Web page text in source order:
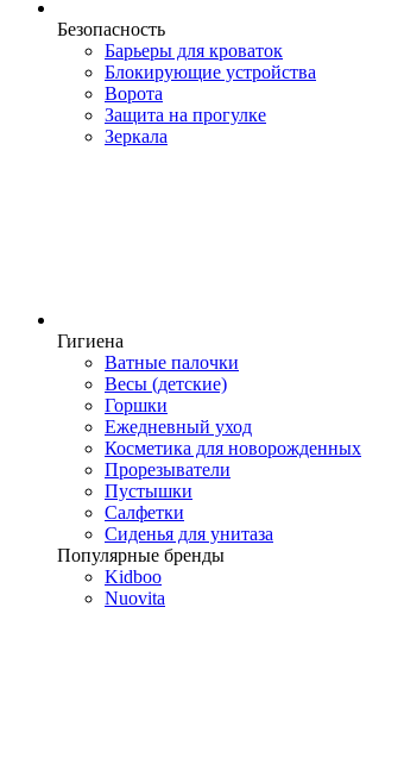
Безопасность
Барьеры для кроваток
Блокирующие устройства
Ворота
Защита на прогулке
Зеркала
Гигиена
Ватные палочки
Весы (детские)
Горшки
Ежедневный уход
Косметика для новорожденных
Прорезыватели
Пустышки
Салфетки
Сиденья для унитаза
Популярные бренды
Kidboo
Nuovita